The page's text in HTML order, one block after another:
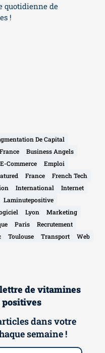
quotidienne de
!
De Capital
Business Angels
E-Commerce
Emploi
France
French Tech
International
Internet
Laminutepositive
Lyon
Marketing
Paris
Recrutement
Toulouse Transport
Web
de vitamines
positives
dans votre
semaine !